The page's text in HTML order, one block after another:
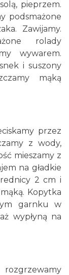
pieprzem.
podsmażone
Zawijamy.
rolady
wywarem.
i suszony
mąką
przez
z wody,
mieszamy z
na gładkie
2 cm i
Kopytka
garnku w
wypłyną na